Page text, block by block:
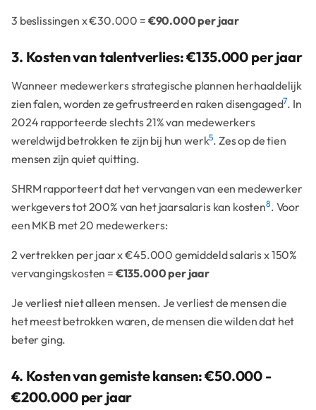
3 beslissingen x €30.000 = €90.000 per jaar
3. Kosten van talentverlies: €135.000 per jaar
Wanneer medewerkers strategische plannen herhaaldelijk
zien falen, worden ze gefrustreerd en raken disengaged7. In
2024 rapporteerde slechts 21% van medewerkers
wereldwijd betrokken te zijn bij hun werk5. Zes op de tien
mensen zijn quiet quitting.
SHRM rapporteert dat het vervangen van een medewerker
werkgevers tot 200% van het jaarsalaris kan kosten8. Voor
een MKB met 20 medewerkers:
2 vertrekken per jaar x €45.000 gemiddeld salaris x 150%
vervangingskosten = €135.000 per jaar
Je verliest niet alleen mensen. Je verliest de mensen die
het meest betrokken waren, de mensen die wilden dat het
beter ging.
4. Kosten van gemiste kansen: €50.000 -
€200.000 per jaar